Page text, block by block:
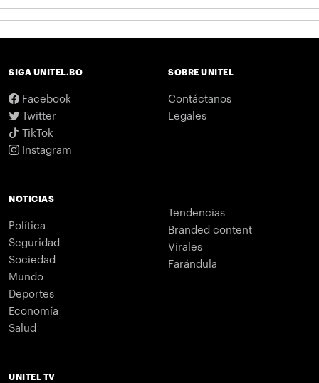
SIGA UNITEL.BO
Facebook
Twitter
TikTok
Instagram
SOBRE UNITEL
Contáctanos
Legales
NOTICIAS
Política
Seguridad
Sociedad
Mundo
Deportes
Economía
Salud
Tendencias
Branded content
Virales
Farándula
UNITEL TV